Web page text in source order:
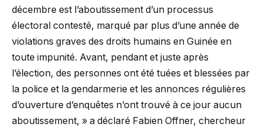
décembre est l’aboutissement d’un processus
électoral contesté, marqué par plus d’une année de
violations graves des droits humains en Guinée en
toute impunité. Avant, pendant et juste après
l’élection, des personnes ont été tuées et blessées par
la police et la gendarmerie et les annonces régulières
d’ouverture d’enquêtes n’ont trouvé à ce jour aucun
aboutissement, » a déclaré Fabien Offner, chercheur